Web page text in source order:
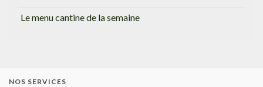
Le menu cantine de la semaine
NOS SERVICES